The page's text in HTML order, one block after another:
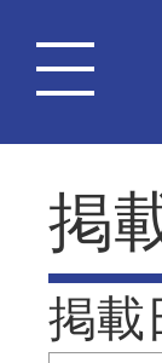
掲
掲載